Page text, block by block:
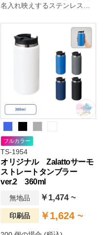
名入れ映えするステンレス製
すことで飲み口が現れるタイ
プで、フタを外せばすぐ洗え
る手間要らずな仕様が嬉しい
商品です。フタがあるので冷
で長時間ご使用できます。ご
家庭やオフィス、キャンプな
どのアウトドアシーンなど使
える場所は様々です。記念
品、オリジナルグッズ、ノベ
ルティなど多くのシーンでお
選びいただいています。
フルカラー
TS-1954
オリジナル Zalattoサーモ
ストレートタンブラー
ver.2 360ml
無地品 ￥1,474 ~
印刷品 ￥1,624 ~